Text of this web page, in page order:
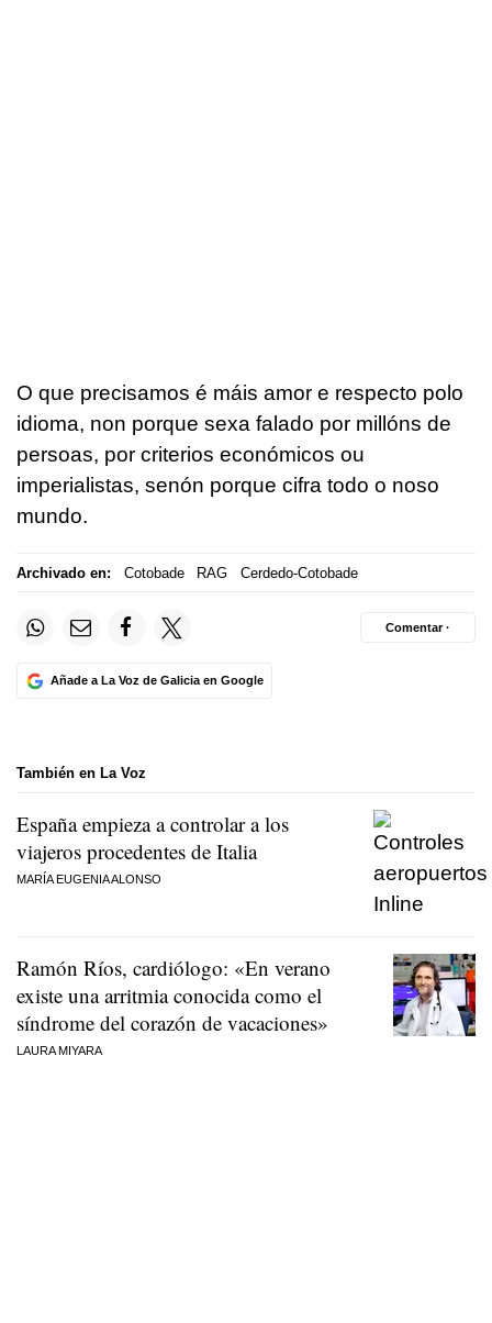
O que precisamos é máis amor e respecto polo
idioma, non porque sexa falado por millóns de
persoas, por criterios económicos ou
imperialistas, senón porque cifra todo o noso
mundo.
Archivado en: Cotobade RAG Cerdedo-Cotobade
Añade a La Voz de Galicia en Google
Comentar ·
También en La Voz
España empieza a controlar a los
viajeros procedentes de Italia
MARÍA EUGENIA ALONSO
Ramón Ríos, cardiólogo: «En verano
existe una arritmia conocida como el
síndrome del corazón de vacaciones»
LAURA MIYARA